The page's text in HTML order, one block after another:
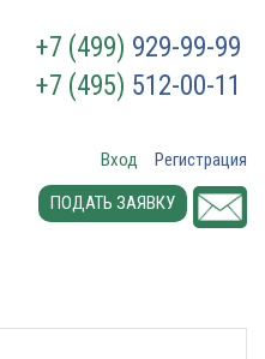
+7 (499) 929-99-99
+7 (495) 512-00-11
Вход
Регистрация
ПОДАТЬ ЗАЯВКУ